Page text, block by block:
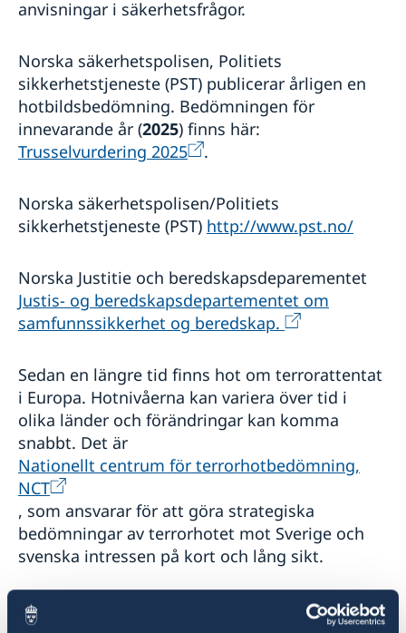
anvisningar i säkerhetsfrågor.
Norska säkerhetspolisen, Politiets
sikkerhetstjeneste (PST) publicerar årligen en
hotbildsbedömning. Bedömningen för
innevarande år (2025) finns här:
Trusselvurdering 2025
.
Norska säkerhetspolisen/Politiets
sikkerhetstjeneste (PST) http://www.pst.no/
Norska Justitie och beredskapsdeparementet
Justis- og beredskapsdepartementet om
samfunnssikkerhet og beredskap.
Sedan en längre tid finns hot om terrorattentat
i Europa. Hotnivåerna kan variera över tid i
olika länder och förändringar kan komma
snabbt. Det är
Nationellt centrum för terrorhotbedömning,
NCT
, som ansvarar för att göra strategiska
bedömningar av terrorhotet mot Sverige och
svenska intressen på kort och lång sikt.
Se även
UD:s reseinformation Terrorism och hot